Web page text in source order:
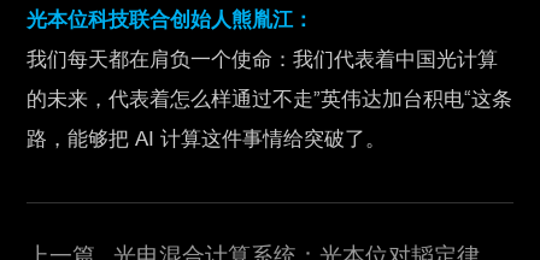
光本位科技联合创始人熊胤江：
我们每天都在肩负一个使命：我们代表着中国光计算
的未来，代表着怎么样通过不走”英伟达加台积电“这条
路，能够把 AI 计算这件事情给突破了。